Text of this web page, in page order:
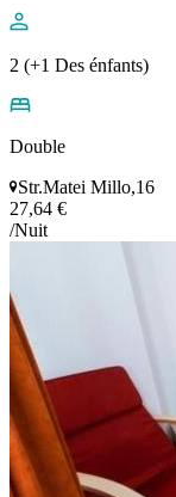
2 (+1 Des énfants)
Double
Str.Matei Millo,16
27,64 €
/Nuit